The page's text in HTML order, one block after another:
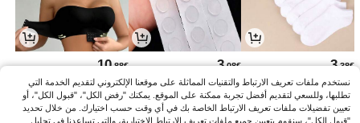
3.38€
3.08€
10.88€
نستخدم ملفات تعريف الارتباط والتقنيات المماثلة على موقعنا الإلكتروني لتقديم الخدمة التي
تطلبها، وللسعي لتقديم أفضل تجربة ممكنة على الموقع. يمكنك "رفض الكل"، "قبول الكل"، أو
تعيين تفضيلات ملفات تعريف الارتباط الخاصة بك في أي وقت حسب اختيارك. من خلال تحديد
"قبول الكل"، سنقوم بتعيين جميع ملفات تعريف الارتباط الاختيارية، والتي تساعدنا في تحليل